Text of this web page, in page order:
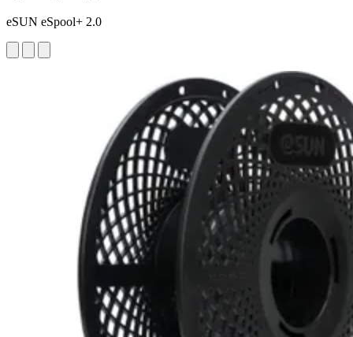
eSUN eSpool+ 2.0